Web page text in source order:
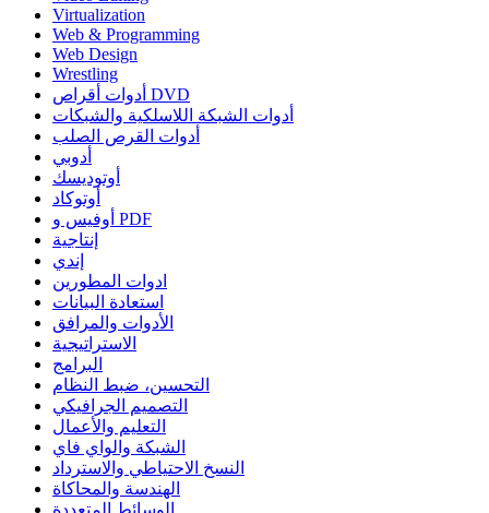
Virtualization
Web & Programming
Web Design
Wrestling
أدوات أقراص DVD
أدوات الشبكة اللاسلكية والشبكات
أدوات القرص الصلب
أدوبي
أوتوديسك
أوتوكاد
أوفيس و PDF
إنتاجية
إندي
ادوات المطورين
استعادة البيانات
الأدوات والمرافق
الاستراتيجية
البرامج
التحسين، ضبط النظام
التصميم الجرافيكي
التعليم والأعمال
الشبكة والواي فاي
النسخ الاحتياطي والاسترداد
الهندسة والمحاكاة
الوسائط المتعددة